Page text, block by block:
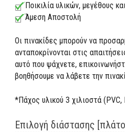
Ποικιλία υλικών, μεγέθους
Άμεση Αποστολή
Οι πινακίδες μπορούν να
ανταποκρίνονται στις
αυτό που ψάχνετε,
βοηθήσουμε να λάβετε την
*Πάχος υλικού 3 χιλιοστά
Επιλογή διάστασης